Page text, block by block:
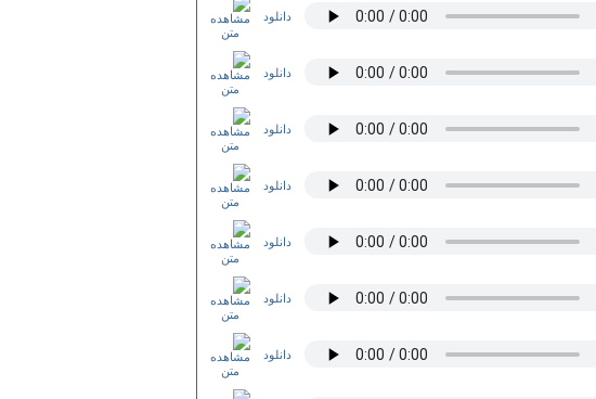
دانلود
دانلود
دانلود
دانلود
دانلود
دانلود
دانلود